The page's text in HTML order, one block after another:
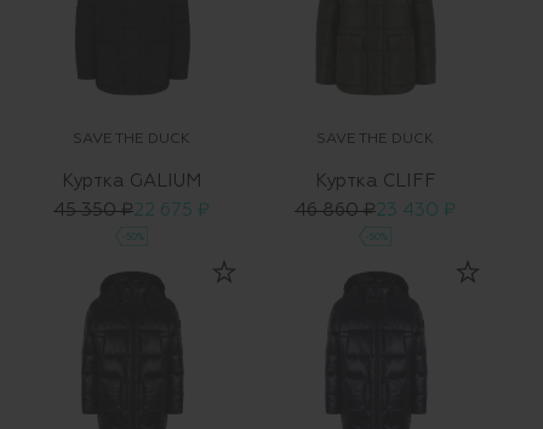
SAVE THE DUCK
Куртка GALIUM
45 350 ₽22 675 ₽
-50%
SAVE THE DUCK
Куртка CLIFF
46 860 ₽23 430 ₽
-50%